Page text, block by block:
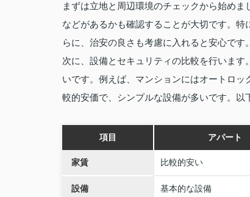
まずは立地と周辺環境のチェックから始め
などがあるかも確認することが大切です。
らに、治安の良さも考慮に入れると安心です。
次に、設備とセキュリティの比較を行いま
いです。例えば、マンションにはオートロ
較的安価で、シンプルな設備が多いです。以
項目 アパート
家賃 比較的安い
設備 基本的な設備